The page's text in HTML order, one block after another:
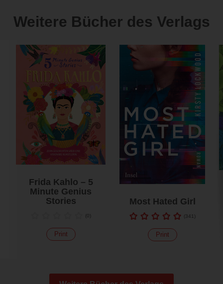
Weitere Bücher des Verlags
Frida Kahlo – 5
Minute Genius
Stories
(0
Print
Most Hated Girl
(341
Print